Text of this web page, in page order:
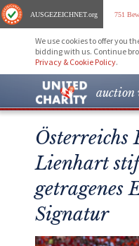
AUSGEZEICHNET.org 751
We use cookies to offer you
bidding with us. Continue
Privacy & Cookie Policy.
auction
Lienhart
getragenes
Signatur